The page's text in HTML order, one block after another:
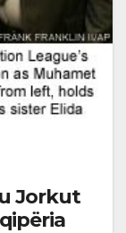
Jorkut